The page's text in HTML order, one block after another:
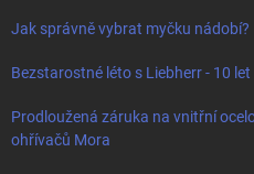
Jak správně vybrat myčku nádobí?
Bezstarostné léto s Liebherr - 10
Prodloužená záruka na vnitřní
ohřívačů Mora